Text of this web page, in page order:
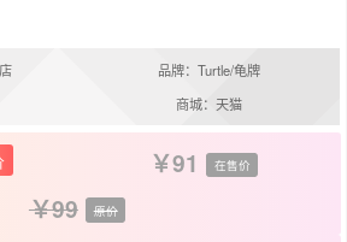
品牌：Turtle/龟牌
商城：天猫
91 在售价
99 原价